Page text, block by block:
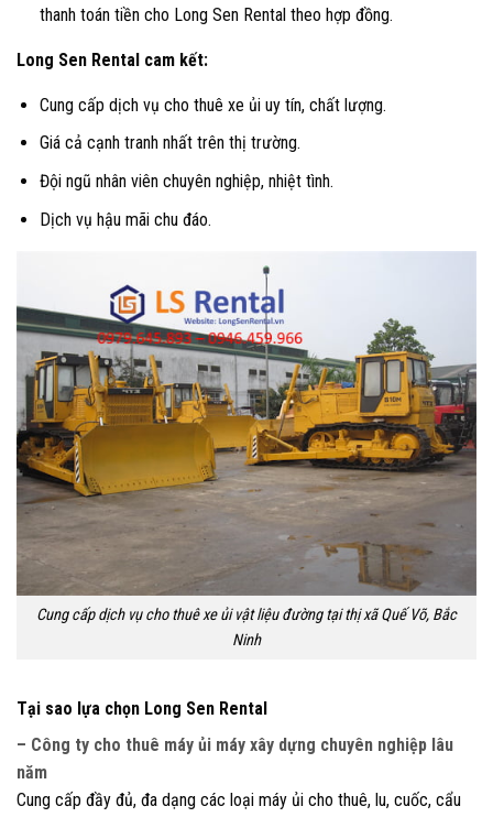
thanh toán tiền cho Long Sen Rental theo hợp đồng.
Long Sen Rental cam kết:
Cung cấp dịch vụ cho thuê xe ủi uy tín, chất lượng.
Giá cả cạnh tranh nhất trên thị trường.
Đội ngũ nhân viên chuyên nghiệp, nhiệt tình.
Dịch vụ hậu mãi chu đáo.
Cung cấp dịch vụ cho thuê xe ủi vật liệu đường tại thị xã Quế Võ, Bắc
Ninh
Tại sao lựa chọn Long Sen Rental
– Công ty cho thuê máy ủi máy xây dựng chuyên nghiệp lâu
năm
Cung cấp đầy đủ, đa dạng các loại máy ủi cho thuê, lu, cuốc, cẩu